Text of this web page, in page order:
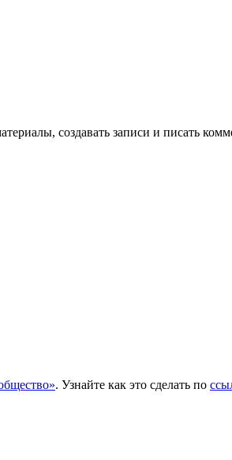
создавать записи и писать
. Узнайте как это сделать по